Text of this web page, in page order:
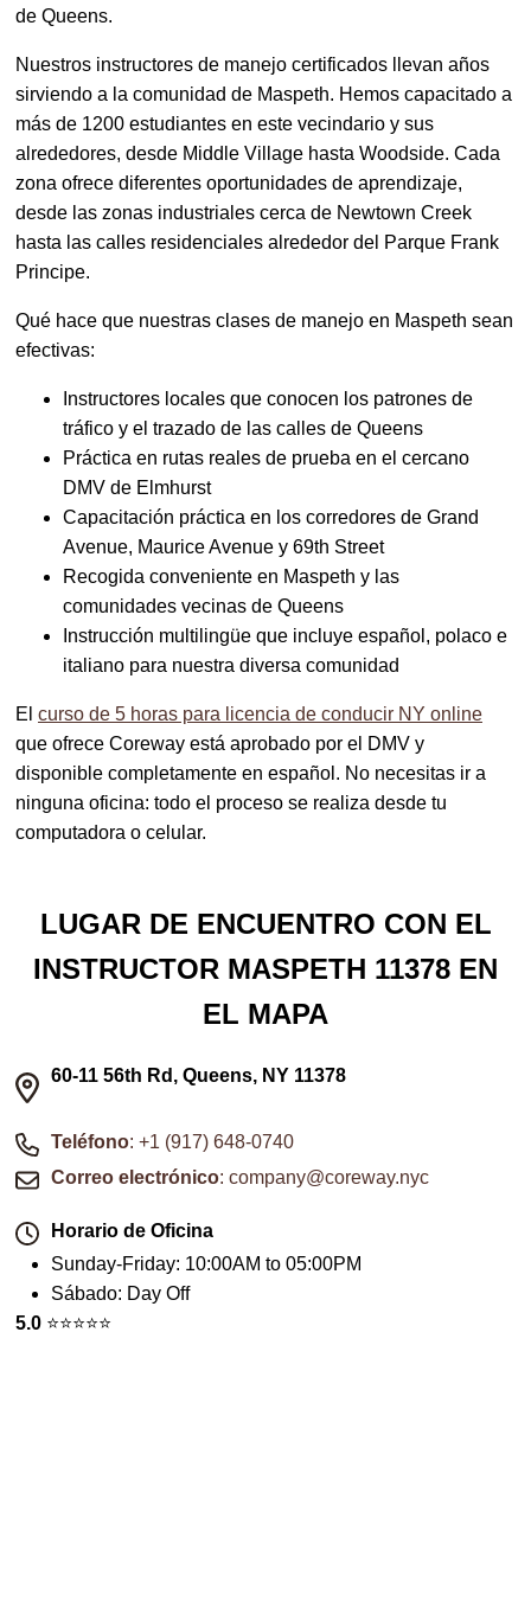
de Queens.
Nuestros instructores de manejo certificados llevan años
sirviendo a la comunidad de Maspeth. Hemos capacitado a
más de 1200 estudiantes en este vecindario y sus
alrededores, desde Middle Village hasta Woodside. Cada
zona ofrece diferentes oportunidades de aprendizaje,
desde las zonas industriales cerca de Newtown Creek
hasta las calles residenciales alrededor del Parque Frank
Principe.
Qué hace que nuestras clases de manejo en Maspeth sean
efectivas:
Instructores locales que conocen los patrones de
tráfico y el trazado de las calles de Queens
Práctica en rutas reales de prueba en el cercano
DMV de Elmhurst
Capacitación práctica en los corredores de Grand
Avenue, Maurice Avenue y 69th Street
Recogida conveniente en Maspeth y las
comunidades vecinas de Queens
Instrucción multilingüe que incluye español, polaco e
italiano para nuestra diversa comunidad
El curso de 5 horas para licencia de conducir NY online
que ofrece Coreway está aprobado por el DMV y
disponible completamente en español. No necesitas ir a
ninguna oficina: todo el proceso se realiza desde tu
computadora o celular.
LUGAR DE ENCUENTRO CON EL
INSTRUCTOR MASPETH 11378 EN
EL MAPA
60-11 56th Rd, Queens, NY 11378
Teléfono: +1 (917) 648-0740
Correo electrónico: company@coreway.nyc
Horario de Oficina
Sunday-Friday: 10:00AM to 05:00PM
Sábado: Day Off
5.0 ⭐️⭐️⭐️⭐️⭐️